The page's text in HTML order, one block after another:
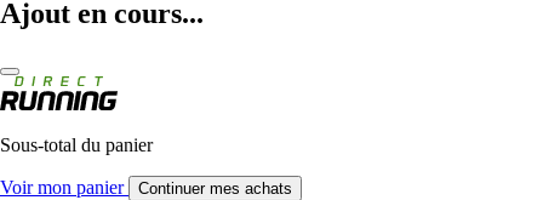
Ajout en cours...
Sous-total du panier
Voir mon panier Continuer mes achats